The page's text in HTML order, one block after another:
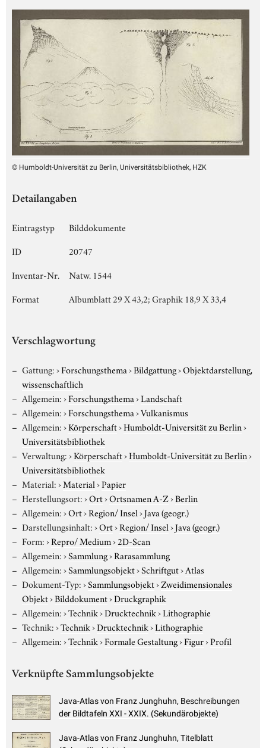
© Humboldt-Universität zu Berlin, Universitätsbibliothek, HZK
Detailangaben
Eintragstyp
Bilddokumente
ID
20747
Inventar-Nr.
Natw. 1544
Format
Albumblatt 29 X 43,2; Graphik 18,9 X 33,4
Verschlagwortung
Gattung:›Forschungsthema›Bildgattung›Objektdarstellung,
wissenschaftlich
Allgemein:›Forschungsthema›Landschaft
Allgemein:›Forschungsthema›Vulkanismus
Allgemein:›Körperschaft›Humboldt-Universität zu Berlin›
Universitätsbibliothek
Verwaltung:›Körperschaft›Humboldt-Universität zu Berlin›
Universitätsbibliothek
Material:›Material›Papier
Herstellungsort:›Ort›Ortsnamen A-Z›Berlin
Allgemein:›Ort›Region/ Insel›Java (geogr.)
Darstellungsinhalt:›Ort›Region/ Insel›Java (geogr.)
Form:›Repro/ Medium›2D-Scan
Allgemein:›Sammlung›Rarasammlung
Allgemein:›Sammlungsobjekt›Schriftgut›Atlas
Dokument-Typ:›Sammlungsobjekt›Zweidimensionales
Objekt›Bilddokument›Druckgraphik
Allgemein:›Technik›Drucktechnik›Lithographie
Technik:›Technik›Drucktechnik›Lithographie
Allgemein:›Technik›Formale Gestaltung›Figur›Profil
Verknüpfte Sammlungsobjekte
Java-Atlas von Franz Junghuhn, Beschreibungen
der Bildtafeln XXI - XXIX. (Sekundärobjekte)
Java-Atlas von Franz Junghuhn, Titelblatt